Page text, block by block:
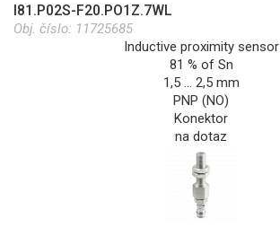
I81.P02S-F20.PO1Z.7WL
Obj. číslo: 11725685
Inductive proximity sensor
81 % of Sn
1,5 … 2,5 mm
PNP (NO)
Konektor
na dotaz